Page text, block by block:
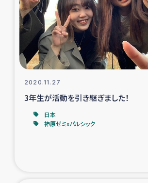
カカオ生産者支援事業
シリア国内避難民・帰還民の生
トルコにおけるシリア難民支
インドネシア中部 スラウェシの地震・
スリランカ ムライティブ県帰還民の
2020.11.27
3年生が活動を引き継ぎました！
日本
神原ゼミxパルシック